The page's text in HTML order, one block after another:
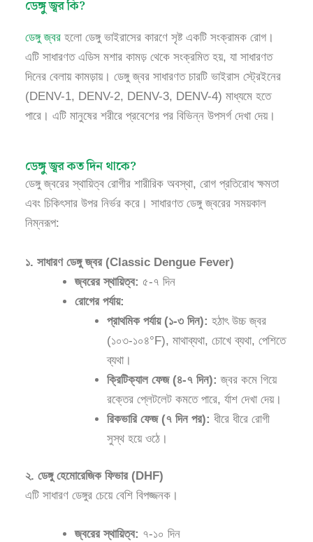
ডেঙ্গু জ্বর কি?
ডেঙ্গু জ্বর হলো ডেঙ্গু ভাইরাসের কারণে সৃষ্ট একটি সংক্রামক রোগ।
এটি সাধারণত এডিস মশার কামড় থেকে সংক্রমিত হয়, যা সাধারণত
দিনের বেলায় কামড়ায়। ডেঙ্গু জ্বর সাধারণত চারটি ভাইরাস স্ট্রেইনের
(DENV-1, DENV-2, DENV-3, DENV-4) মাধ্যমে হতে
পারে। এটি মানুষের শরীরে প্রবেশের পর বিভিন্ন উপসর্গ দেখা দেয়।
ডেঙ্গু জ্বর কত দিন থাকে?
ডেঙ্গু জ্বরের স্থায়িত্ব রোগীর শারীরিক অবস্থা, রোগ প্রতিরোধ ক্ষমতা
এবং চিকিৎসার উপর নির্ভর করে। সাধারণত ডেঙ্গু জ্বরের সময়কাল
নিম্নরূপ:
১. সাধারণ ডেঙ্গু জ্বর (Classic Dengue Fever)
জ্বরের স্থায়িত্ব: ৫-৭ দিন
রোগের পর্যায়:
প্রাথমিক পর্যায় (১-৩ দিন): হঠাৎ উচ্চ জ্বর
(১০৩-১০৪°F), মাথাব্যথা, চোখে ব্যথা, পেশিতে
ব্যথা।
ক্রিটিক্যাল ফেজ (৪-৭ দিন): জ্বর কমে গিয়ে
রক্তের প্লেটলেট কমতে পারে, র্যাশ দেখা দেয়।
রিকভারি ফেজ (৭ দিন পর): ধীরে ধীরে রোগী
সুস্থ হয়ে ওঠে।
২. ডেঙ্গু হেমোরেজিক ফিভার (DHF)
এটি সাধারণ ডেঙ্গুর চেয়ে বেশি বিপজ্জনক।
জ্বরের স্থায়িত্ব: ৭-১০ দিন